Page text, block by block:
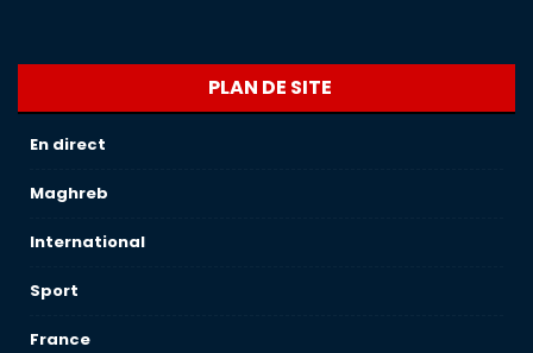
PLAN DE SITE
En direct
Maghreb
International
Sport
France